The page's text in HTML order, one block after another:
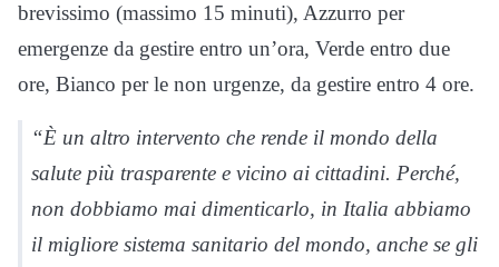
brevissimo (massimo 15 minuti), Azzurro per
emergenze da gestire entro un’ora, Verde entro due
ore, Bianco per le non urgenze, da gestire entro 4 ore.
“È un altro intervento che rende il mondo della
salute più trasparente e vicino ai cittadini. Perché,
non dobbiamo mai dimenticarlo, in Italia abbiamo
il migliore sistema sanitario del mondo, anche se gli